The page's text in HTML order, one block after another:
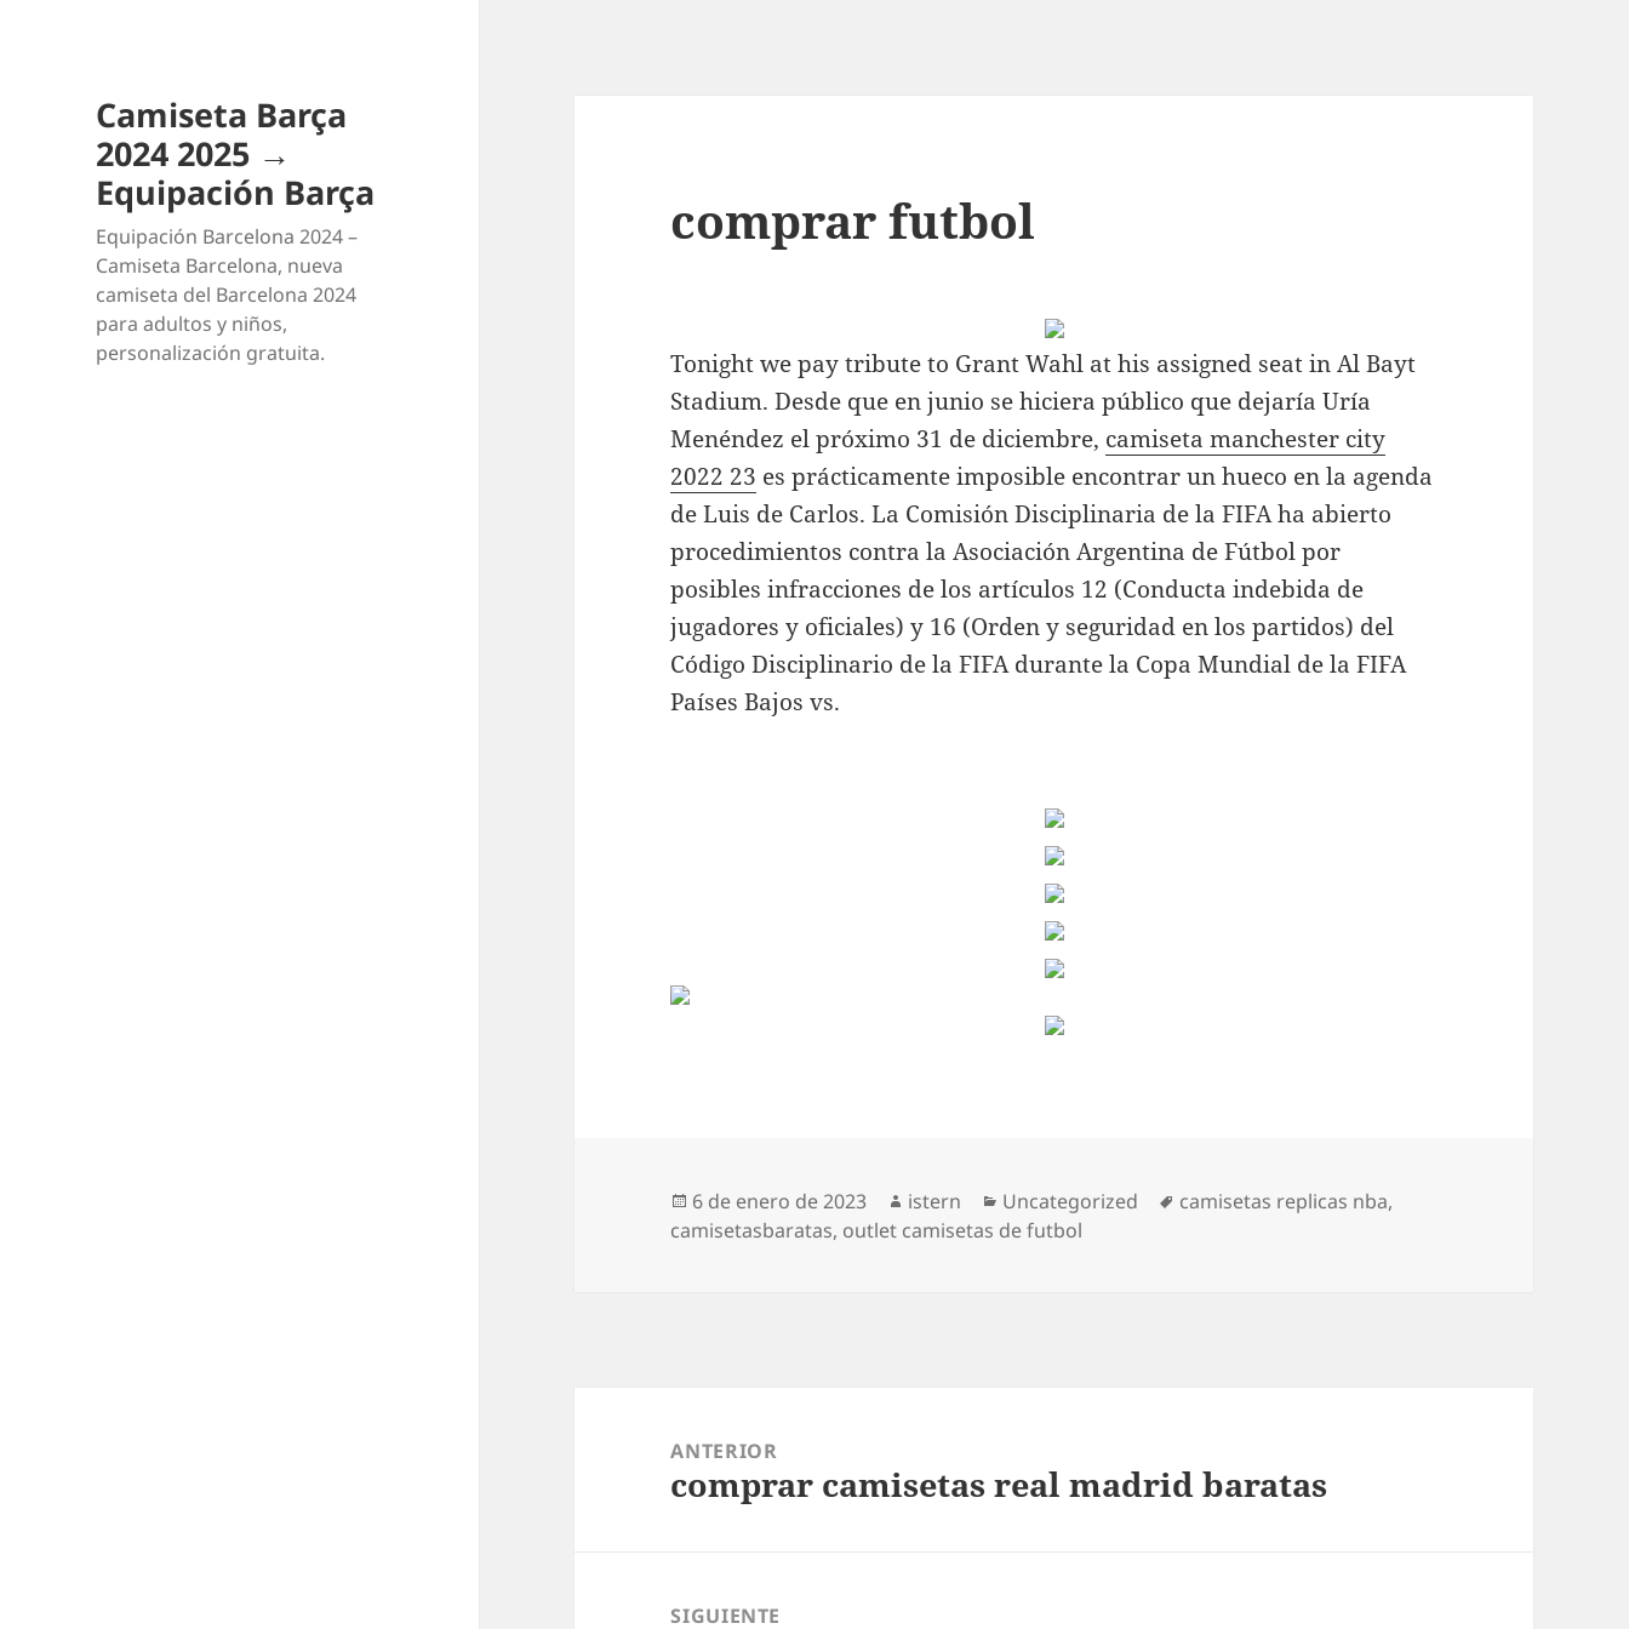
Camiseta Barça
2024 2025 →
Equipación Barça
Equipación Barcelona 2024 –
Camiseta Barcelona, nueva
camiseta del Barcelona 2024
para adultos y niños,
personalización gratuita.
comprar futbol
Tonight we pay tribute to Grant Wahl at his assigned seat in Al Bayt
Stadium. Desde que en junio se hiciera público que dejaría Uría
Menéndez el próximo 31 de diciembre, camiseta manchester city
2022 23 es prácticamente imposible encontrar un hueco en la agenda
de Luis de Carlos. La Comisión Disciplinaria de la FIFA ha abierto
procedimientos contra la Asociación Argentina de Fútbol por
posibles infracciones de los artículos 12 (Conducta indebida de
jugadores y oficiales) y 16 (Orden y seguridad en los partidos) del
Código Disciplinario de la FIFA durante la Copa Mundial de la FIFA
Países Bajos vs.
Publicado
el
6 de enero de 2023 Autor
istern Categorías
Uncategorized Etiquetas
camisetas replicas nba,
camisetasbaratas, outlet camisetas de futbol
entradas
ANTERIOR
Entrada
comprar camisetas real madrid baratas
SIGUIENTE